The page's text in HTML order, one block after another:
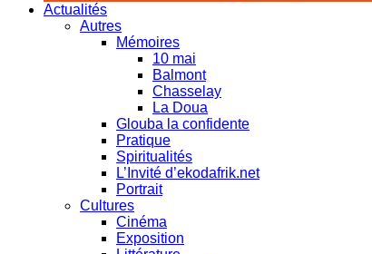
Actualités
Autres
Mémoires
10 mai
Balmont
Chasselay
La Doua
Glouba la confidente
Pratique
Spiritualités
L’Invité d’ekodafrik.net
Portrait
Cultures
Cinéma
Exposition